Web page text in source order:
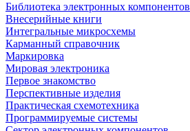
Библиотека электронных компонентов
Внесерийные книги
Интегральные микросхемы
Карманный справочник
Маркировка
Мировая электроника
Первое знакомство
Перспективные изделия
Практическая схемотехника
Программируемые системы